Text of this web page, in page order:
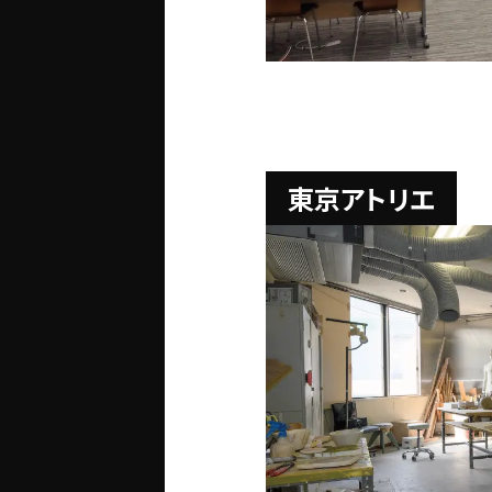
東京アトリエ